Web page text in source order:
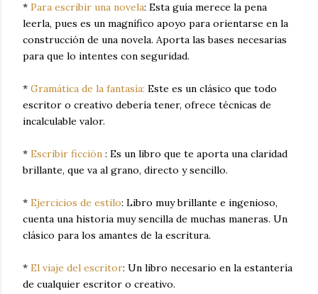
* Para escribir una novela: Esta guía merece la pena
leerla, pues es un magnífico apoyo para orientarse en la
construcción de una novela. Aporta las bases necesarias
para que lo intentes con seguridad.
* Gramática de la fantasía: Este es un clásico que todo
escritor o creativo debería tener, ofrece técnicas de
incalculable valor.
* Escribir ficción : Es un libro que te aporta una claridad
brillante, que va al grano, directo y sencillo.
* Ejercicios de estilo: Libro muy brillante e ingenioso,
cuenta una historia muy sencilla de muchas maneras. Un
clásico para los amantes de la escritura.
* El viaje del escritor: Un libro necesario en la estantería
de cualquier escritor o creativo.